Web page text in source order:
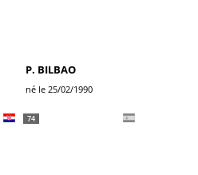
P. BILBAO
né le 25/02/1990
74